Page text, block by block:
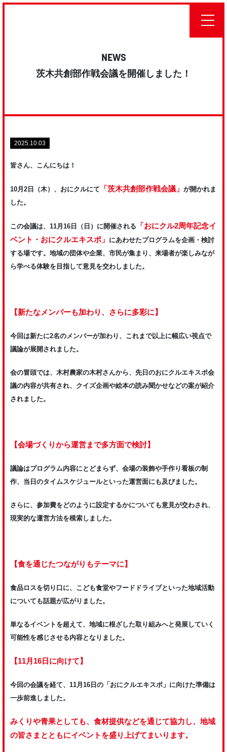
NEWS
茨木共創部作戦会議を開催しました！
2025.10.03
皆さん、こんにちは！
10月2日（木）、おにクルにて 「茨木共創部作戦会議」 が開かれま
した。
この会議は、11月16日（日）に開催される
「おにクル2周年記念イ
ベント・おにクルエキスポ」 にあわせたプログラムを企画・検討
する場です。地域の団体や企業、市民が集まり、来場者が楽しみなが
ら学べる体験を目指して意見を交わしました。
【新たなメンバーも加わり、さらに多彩に】
今回は新たに2名のメンバーが加わり、これまで以上に幅広い視点で
議論が展開されました。
会の冒頭では、木村農家の木村さんから、先日のおにクルエキスポ会
議の内容が共有され、クイズ企画や絵本の読み聞かせなどの案が紹介
されました。
【会場づくりから運営まで多方面で検討】
議論はプログラム内容にとどまらず、会場の装飾や手作り看板の制
作、当日のタイムスケジュールといった運営面にも及びました。
さらに、参加費をどのように設定するかについても意見が交わされ、
現実的な運営方法を模索しました。
【食を通じたつながりもテーマに】
食品ロスを切り口に、こども食堂やフードドライブといった地域活動
についても話題が広がりました。
単なるイベントを超えて、地域に根ざした取り組みへと発展していく
可能性を感じさせる内容となりました。
【11月16日に向けて】
今回の会議を経て、11月16日の「おにクルエキスポ」に向けた準備は
一歩前進しました。
みくりや青果としても、食材提供などを通じて協力し、地域
の皆さまとともにイベントを盛り上げてまいります。